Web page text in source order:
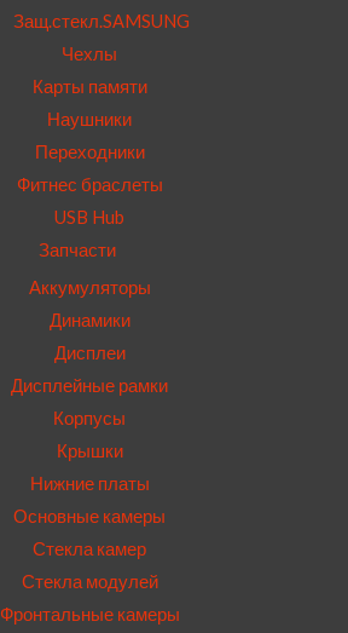
Защ.стекл.SAMSUNG
Чехлы
Карты памяти
Наушники
Переходники
Фитнес браслеты
USB Hub
Запчасти
Аккумуляторы
Динамики
Дисплеи
Дисплейные рамки
Корпусы
Крышки
Нижние платы
Основные камеры
Стекла камер
Стекла модулей
Фронтальные камеры